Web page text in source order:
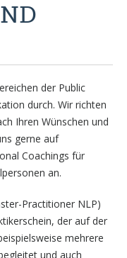
der Public
durch. Wir richten
Ihren Wünschen und
gerne auf
Coachings für
an.
Practitioner NLP)
der auf der
mehrere
und auch